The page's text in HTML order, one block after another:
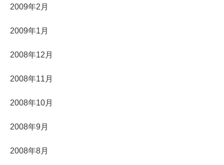
2009年2月
2009年1月
2008年12月
2008年11月
2008年10月
2008年9月
2008年8月